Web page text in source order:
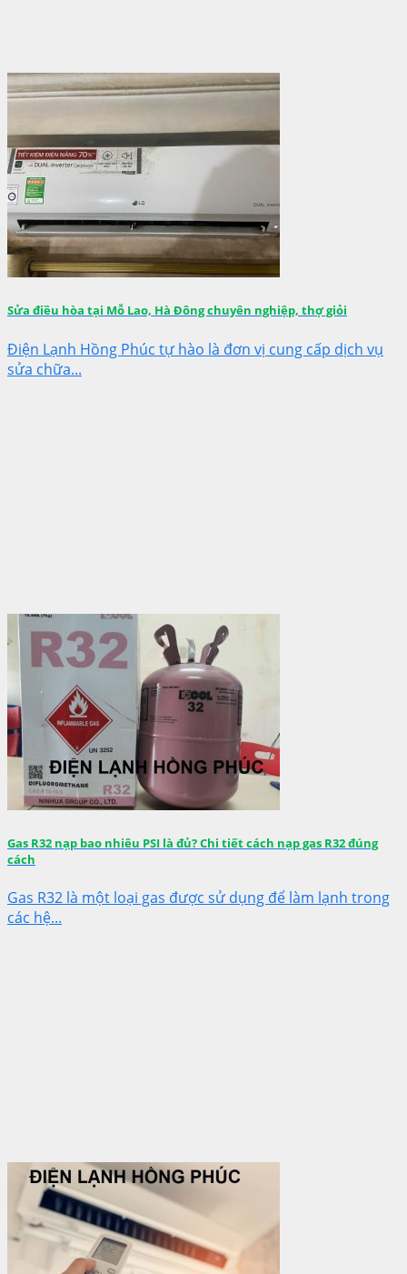
Sửa điều hòa tại Mỗ Lao, Hà Đông chuyên nghiệp, thợ giỏi
Điện Lạnh Hồng Phúc tự hào là đơn vị cung cấp dịch vụ
sửa chữa...
Gas R32 nạp bao nhiêu PSI là đủ? Chi tiết cách nạp gas R32 đúng
cách
Gas R32 là một loại gas được sử dụng để làm lạnh trong
các hệ...